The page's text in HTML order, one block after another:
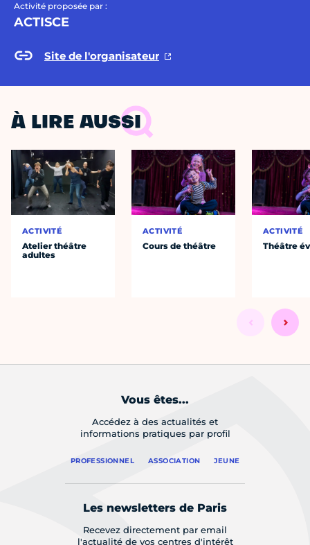
Activité proposée par :
ACTISCE
Site de l'organisateur
À LIRE AUSSI
ACTIVITÉ
Atelier théâtre
adultes
ACTIVITÉ
Cours de théâtre
ACTIVITÉ
Théâtre
Vous êtes...
Accédez à des actualités et
informations pratiques par profil
PROFESSIONNEL ASSOCIATION JEUNE
Les newsletters de Paris
Recevez directement par email
l'actualité de vos centres d'intérêt